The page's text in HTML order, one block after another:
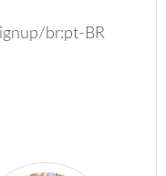
br:pt-BR